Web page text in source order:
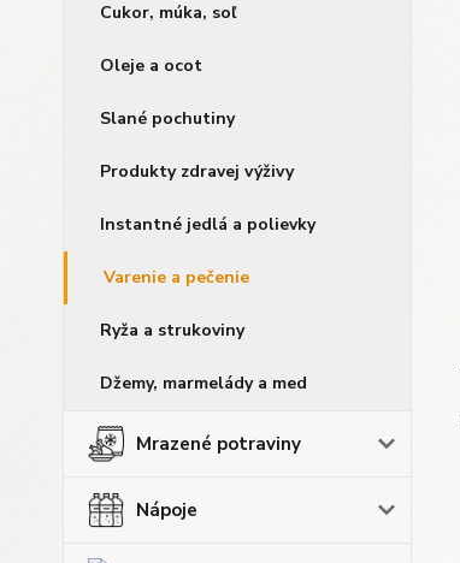
Cukor, múka, soľ
Oleje a ocot
Slané pochutiny
Produkty zdravej výživy
Instantné jedlá a polievky
Varenie a pečenie
Ryža a strukoviny
Džemy, marmelády a med
Mrazené potraviny
Nápoje